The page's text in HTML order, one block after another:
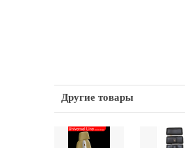
Другие товары